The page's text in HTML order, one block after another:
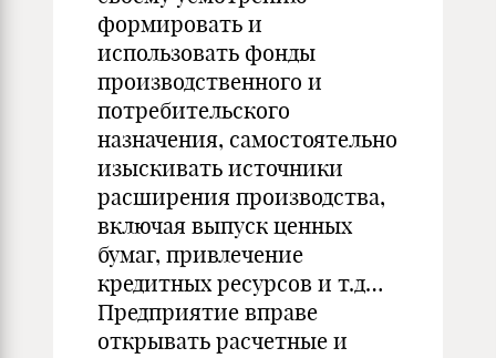
формировать и
использовать фонды
производственного и
потребительского
назначения, самостоятельно
изыскивать источники
расширения производства,
включая выпуск ценных
бумаг, привлечение
кредитных ресурсов и т.д…
Предприятие вправе
открывать расчетные и